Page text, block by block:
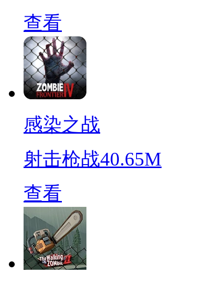
查看
感染之战
射击枪战40.65M
查看